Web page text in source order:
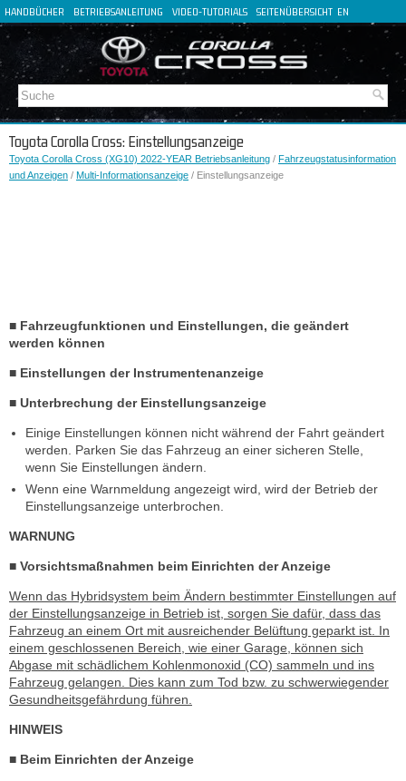
HANDBÜCHER BETRIEBSANLEITUNG VIDEO-TUTORIALS SEITENÜBERSICHT EN
FR
IT
Toyota Corolla Cross: Einstellungsanzeige
Toyota Corolla Cross (XG10) 2022-YEAR Betriebsanleitung / Fahrzeugstatusinformation
und Anzeigen / Multi-Informationsanzeige / Einstellungsanzeige
■ Fahrzeugfunktionen und Einstellungen, die geändert
werden können
■ Einstellungen der Instrumentenanzeige
■ Unterbrechung der Einstellungsanzeige
Einige Einstellungen können nicht während der Fahrt geändert
werden. Parken Sie das Fahrzeug an einer sicheren Stelle,
wenn Sie Einstellungen ändern.
Wenn eine Warnmeldung angezeigt wird, wird der Betrieb der
Einstellungsanzeige unterbrochen.
WARNUNG
■ Vorsichtsmaßnahmen beim Einrichten der Anzeige
Wenn das Hybridsystem beim Ändern bestimmter Einstellungen auf
der Einstellungsanzeige in Betrieb ist, sorgen Sie dafür, dass das
Fahrzeug an einem Ort mit ausreichender Belüftung geparkt ist. In
einem geschlossenen Bereich, wie einer Garage, können sich
Abgase mit schädlichem Kohlenmonoxid (CO) sammeln und ins
Fahrzeug gelangen. Dies kann zum Tod bzw. zu schwerwiegender
Gesundheitsgefährdung führen.
HINWEIS
■ Beim Einrichten der Anzeige